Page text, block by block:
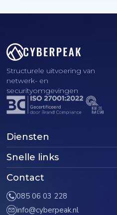
Structurele uitvoering van
netwerk- en
securityomgevingen
Diensten
Snelle links
Contact
085 06 03 228
info@cyberpeak.nl